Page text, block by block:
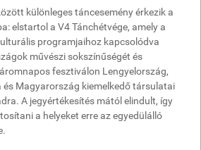
különleges táncesemény érkezik a
elstartol a V4 Tánchétvége, amely a
programjaihoz kapcsolódva
művészi sokszínűségét és
fesztiválon Lengyelország,
és Magyarország kiemelkedő társulatai
A jegyértékesítés mától elindult, így
a helyeket erre az egyedülálló